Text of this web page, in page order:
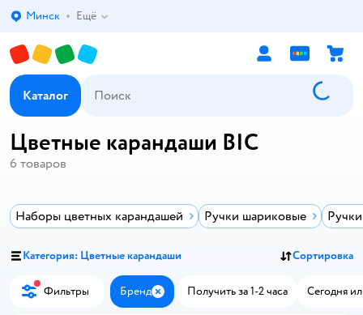
Выбор адреса доставки.
Минск Ещё
Каталог
Цветные карандаши BIC
6 товаров
Наборы цветных карандашей Ручки шариковые
Категория: Цветные карандаши Сортировка
Фильтры Бренд ЗакрытьПолучить за 1-2 часа Сегодня